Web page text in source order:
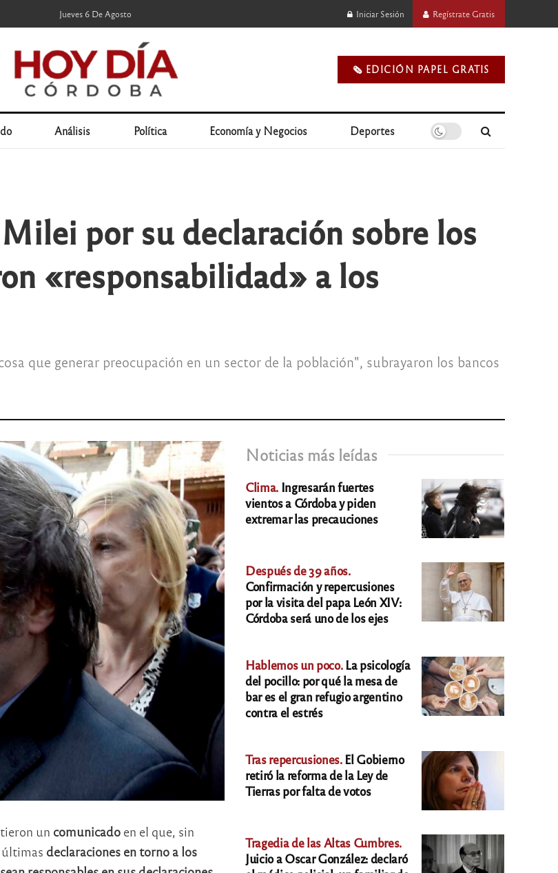
Jueves 6 De Agosto Iniciar Sesión Regístrate Gratis
🗞️ EDICIÓN PAPEL GRATIS
Análisis Política Economía y Negocios Deportes
por su declaración sobre los
«responsabilidad» a los
que generar preocupación en un sector de la población", subrayaron los bancos
un comunicadoen el que, sin
declaraciones en torno a los
Noticias más leídas
Clima. Ingresarán fuertes
vientos a Córdoba y piden
extremar las precauciones
Después de 39 años.
Confirmación y repercusiones
por la visita del papa León XIV:
Córdoba será uno de los ejes
Hablemos un poco.La psicología
del pocillo: por qué la mesa de
bar es el gran refugio argentino
contra el estrés
Tras repercusiones.El Gobierno
retiró la reforma de la Ley de
Tierras por falta de votos
Tragedia de las Altas Cumbres.
Juicio a Oscar González: declaró